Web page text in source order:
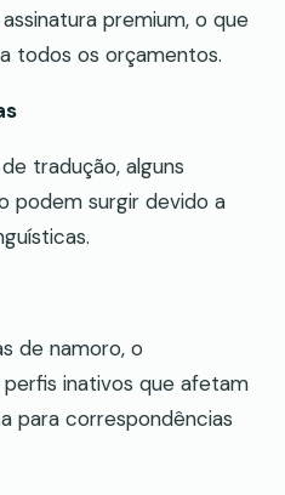
premium, o que
todos os orçamentos.
tradução, alguns
podem surgir devido a
de namoro, o
perfis inativos que afetam
para correspondências